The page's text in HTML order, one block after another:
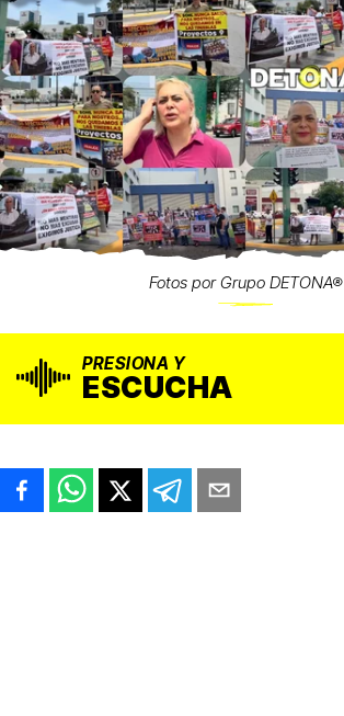
Fotos por Grupo DETONA®
PRESIONA Y
ESCUCHA